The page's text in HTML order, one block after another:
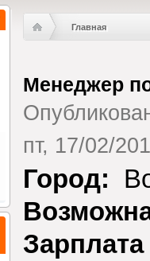
Главная
Менеджер
пт, 17/02/
Город: